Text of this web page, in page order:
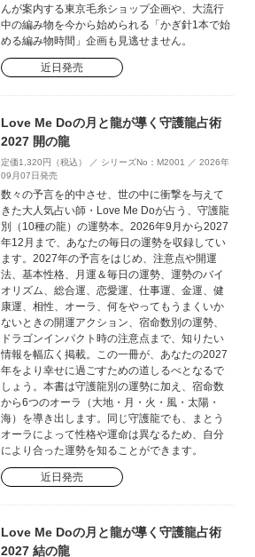
んが案内する東京毛糸ショップ企画や、大流行
中の編み物を今から始められる「かぎ針1本で始
める編み物時間」企画も見逃せません。
近日発売
Love Me Doの月と龍が導く守護龍占術
2027 開の龍
定価1,320円（税込） ／ シリーズNo：M2001 ／ 2026年
09月07日発売
数々の予言を的中させ、世の中に衝撃を与えて
きた大人気占い師・Love Me Doが占う、守護龍
別（10種の龍）の運勢本。2026年9月から2027
年12月まで、あなたの毎日の運勢を収録してい
ます。2027年の予言をはじめ、注意点や開運
法、基本性格、月運＆毎日の運勢、運勢のバイ
オリズム、総合運、恋愛運、仕事運、金運、健
康運、相性、オーラ、何をやってもうまくいか
ないときの開運アクション、宿命数別の運勢、
ドラゴンインパクト時の注意点まで、知りたい
情報を幅広く掲載。この一冊が、あなたの2027
年をより幸せに過ごすための道しるべとなるで
しょう。本書は守護龍別の運勢に加え、宿命数
から6つのオーラ（大地・月・火・風・太陽・
海）を導き出します。同じ守護龍でも、まとう
オーラによって性格や運命は異なるため、自分
により合った運勢を知ることができます。
近日発売
Love Me Doの月と龍が導く守護龍占術
2027 結の龍